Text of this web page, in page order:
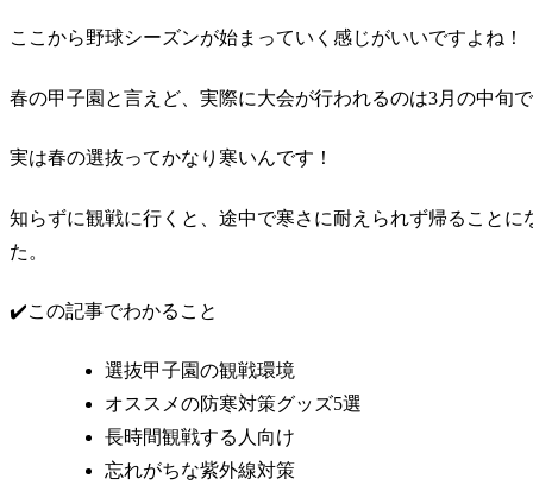
ここから野球シーズンが始まっていく感じがいいですよね！
春の甲子園と言えど、実際に大会が行われるのは3月の中旬
実は春の選抜ってかなり寒いんです！
知らずに観戦に行くと、途中で寒さに耐えられず帰ること
た。
✔️この記事でわかること
選抜甲子園の観戦環境
オススメの防寒対策グッズ5選
長時間観戦する人向け
忘れがちな紫外線対策